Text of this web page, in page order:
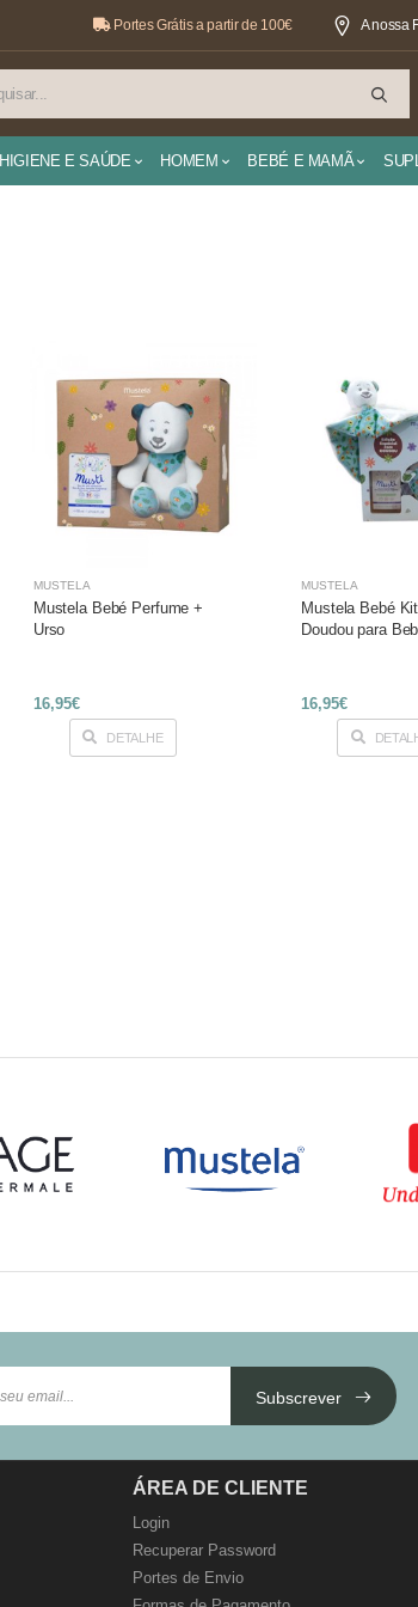
Portes Grátis a partir de 100€ A nossa
HIGIENE E SAÚDE HOMEM BEBÉ E MAMÃ
MUSTELA
Mustela Bebé Perfume +
Urso
16,95€
DETALHE
MUSTELA
Mustela Bebé
Doudou para
16,95€
Subscrever
ÁREA DE CLIENTE
Login
Recuperar Password
Portes de Envio